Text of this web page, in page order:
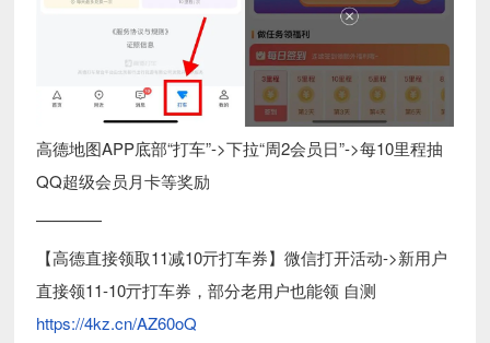
高德地图APP底部“打车”->下拉“周2会员日”->每10里程抽
QQ超级会员月卡等奖励
————
【高德直接领取11减10亓打车券】微信打开活动->新用户
直接领11-10亓打车券，部分老用户也能领 自测
https://4kz.cn/AZ60oQ